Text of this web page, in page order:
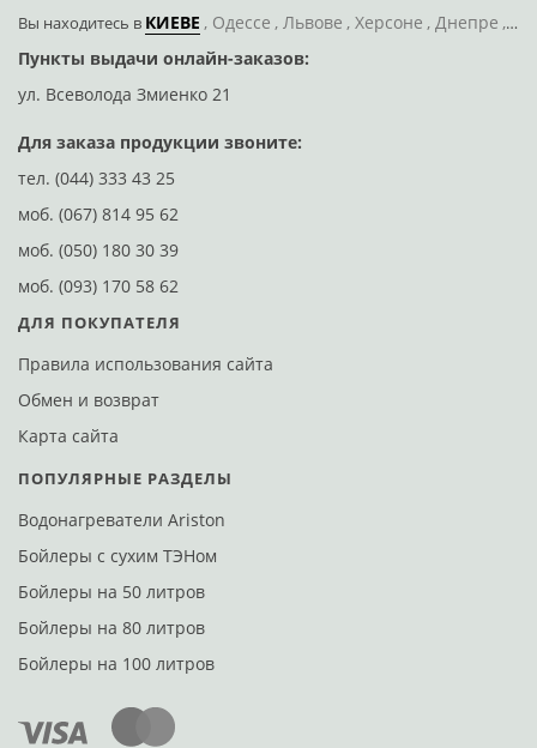
Вы находитесь в КИЕВЕ Одессе Львове Херсоне Днепре
Пункты выдачи онлайн-заказов:
ул. Всеволода Змиенко 21
Для заказа продукции звоните:
тел. (044) 333 43 25
моб. (067) 814 95 62
моб. (050) 180 30 39
моб. (093) 170 58 62
ДЛЯ ПОКУПАТЕЛЯ
Правила использования сайта
Обмен и возврат
Карта сайта
ПОПУЛЯРНЫЕ РАЗДЕЛЫ
Водонагреватели Ariston
Бойлеры с сухим ТЭНом
Бойлеры на 50 литров
Бойлеры на 80 литров
Бойлеры на 100 литров